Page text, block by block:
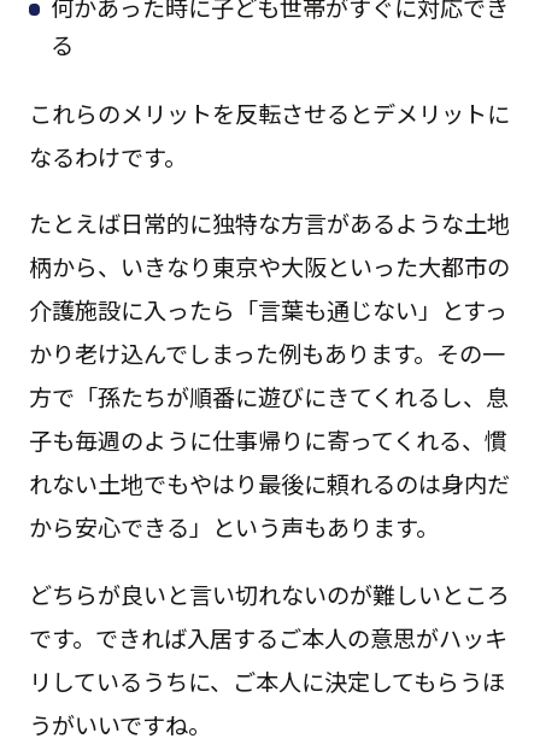
何かあった時に子ども世帯がすぐに対応でき
る
これらのメリットを反転させるとデメリットに
なるわけです。
たとえば日常的に独特な方言があるような土地
柄から、いきなり東京や大阪といった大都市の
介護施設に入ったら「言葉も通じない」とすっ
かり老け込んでしまった例もあります。その一
方で「孫たちが順番に遊びにきてくれるし、息
子も毎週のように仕事帰りに寄ってくれる、慣
れない土地でもやはり最後に頼れるのは身内だ
から安心できる」という声もあります。
どちらが良いと言い切れないのが難しいところ
です。できれば入居するご本人の意思がハッキ
リしているうちに、ご本人に決定してもらうほ
うがいいですね。